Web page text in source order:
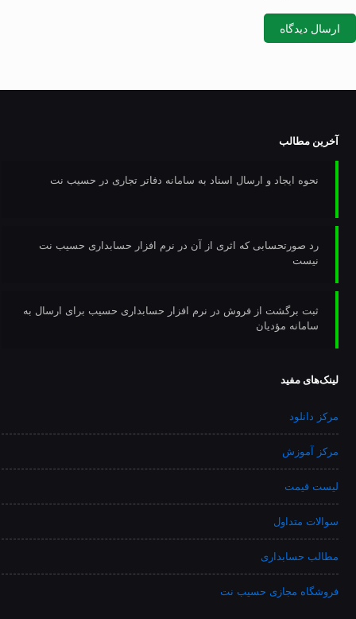
آخرین مطالب
نحوه ایجاد و ارسال اسناد به سامانه دفاتر تجاری در حسیب نت
رد صورتحسابی که اثری از آن در نرم افزار حسابداری حسیب نت
نیست
ثبت برگشت از فروش در نرم افزار حسابداری حسیب برای ارسال به
سامانه مؤدیان
لینک‌های مفید
مرکز دانلود
مرکز آموزش
لیست قیمت
سوالات متداول
مطالب حسابداری
فروشگاه مجازی حسیب نت